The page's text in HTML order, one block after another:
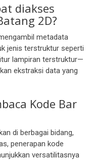
diakses
2D?
metadata
jenis terstruktur seperti
lampiran terstruktur—
ekstraksi data yang
Kode Bar
di berbagai bidang,
penerapan kode
versatilitasnya